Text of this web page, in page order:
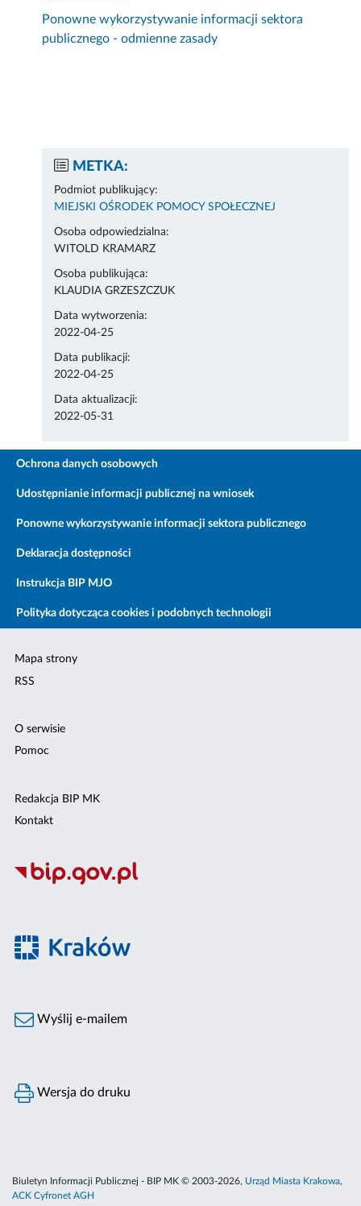
Ponowne wykorzystywanie informacji sektora
publicznego - odmienne zasady
METKA:
Podmiot publikujący:
MIEJSKI OŚRODEK POMOCY SPOŁECZNEJ
Osoba odpowiedzialna:
WITOLD KRAMARZ
Osoba publikująca:
KLAUDIA GRZESZCZUK
Data wytworzenia:
2022-04-25
Data publikacji:
2022-04-25
Data aktualizacji:
2022-05-31
Ochrona danych osobowych
Udostępnianie informacji publicznej na wniosek
Ponowne wykorzystywanie informacji sektora publicznego
Deklaracja dostępności
Instrukcja BIP MJO
Polityka dotycząca cookies i podobnych technologii
Mapa strony
RSS
O serwisie
Pomoc
Redakcja BIP MK
Kontakt
Wyślij e-mailem
Wersja do druku
Biuletyn Informacji Publicznej - BIP MK © 2003-2026, Urząd Miasta Krakowa,
ACK Cyfronet AGH